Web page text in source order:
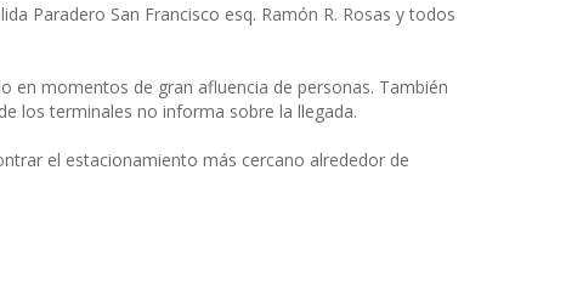
Paradero San Francisco esq. Ramón R. Rosas y todos
en momentos de gran afluencia de personas. También
los terminales no informa sobre la llegada.
el estacionamiento más cercano alrededor de